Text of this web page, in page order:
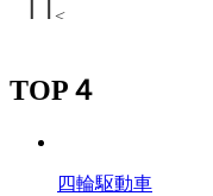
<
TOP４
四輪駆動車